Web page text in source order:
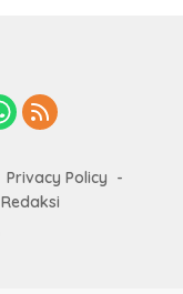
Privacy Policy
Redaksi